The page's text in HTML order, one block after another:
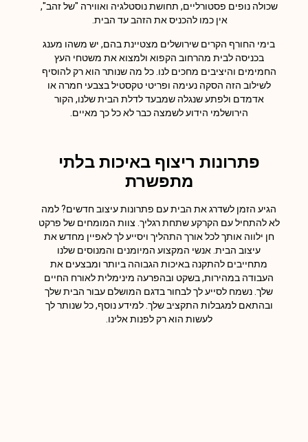
שכולה נופים פסטורליים, תחושת נוסטלגיה ואווירה "של זהב",
אין כמו להכניס את הזהב עד הבית.
בימי החורף הקרים שירושלים מצטיינת בהם, יש משהו מענג
בכניסה לבית מהרחוב הקפוא ולמצוא את משטחי העץ
החמימים והיציבים מחכים לנו. כל מה שנותר הוא רק להוסיף
לשילוב הזה הסקה נעימה ופריטי טקסטיל בצבעי חמרה או
אדמדם ולפתע שנגלה שמבעד לדלת הבית שלנו, הקור
הירושלמי הידוע לשמצה כבר לא כל כך מאיים.
פתרונות ריצוף באיכות בלתי
מתפשרת
הגיע הזמן לשדרג את הבית עם פתרונות עיצוב חדשים? למה
לא להתחיל עם הקרקע שתחת רגליך. צוות המומחים של פרקט
חן ילווה אותך לכל אורך התהליך ויסייע לך לאפיין מחדש את
עיצוב הבית. אנשי המקצוע המיומנים והמנוסים שלנו
מתחייבים להתקנה באיכות הגבוהה ביותר ומבצעים את
העבודה במהירות, בשקט ובהפרעה מינימלית לאורח החיים
שלך. נשמח לסייע לך לבחור בדגם המושלם עבור הבית שלך
ובהתאם למגבלות התקציב שלך. למידע נוסף, כל שנותר לך
לעשות הוא רק לפנות אלינו.